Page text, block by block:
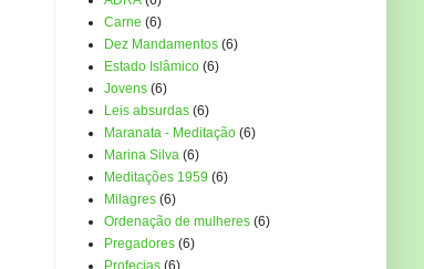
Carne (6)
Dez Mandamentos (6)
Estado Islâmico (6)
Jovens (6)
Leis absurdas (6)
Maranata - Meditação (6)
Marina Silva (6)
Meditações 1959 (6)
Milagres (6)
Ordenação de mulheres (6)
Pregadores (6)